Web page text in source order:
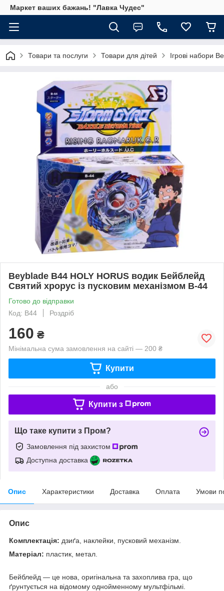
Маркет ваших бажань! "Лавка Чудес"
Товари та послуги Товари для дітей Ігрові набори
Beyblade B44 HOLY HORUS водик Бейблейд
Святий хрорус із пусковим механізмом B-44
Готово до відправки
Код: B44
Роздріб
160 ₴
Мінімальна сума замовлення на сайті — 200 ₴
Купити
або
Купити з
Що таке купити з Пром?
Замовлення під захистом
Доступна доставка
Опис Характеристики Доставка Оплата Умови
Опис
Комплектація: дзиґа, наклейки, пусковий механізм.
Матеріал: пластик, метал.
Бейблейд — це нова, оригінальна та захоплива гра, що
ґрунтується на відомому однойменному мультфільмі.